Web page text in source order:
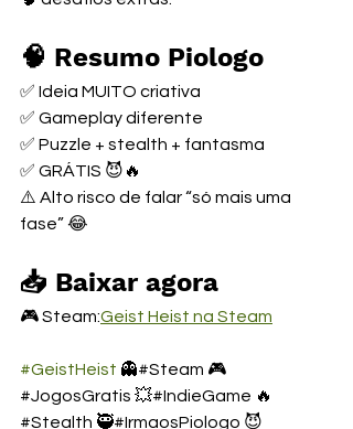
🧠 Resumo Piologo
✅ Ideia MUITO criativa
✅ Gameplay diferente
✅ Puzzle + stealth + fantasma
✅ GRÁTIS 😈🔥
⚠️ Alto risco de falar “só mais uma
fase” 😂
📥 Baixar agora
🎮 Steam:Geist Heist na Steam
#GeistHeist 👻#Steam 🎮
#JogosGratis 💥#IndieGame 🔥
#Stealth 🥷#IrmaosPiologo 😈